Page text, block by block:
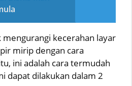
mengurangi kecerahan layar
mirip dengan cara
ini adalah cara termudah
dapat dilakukan dalam 2